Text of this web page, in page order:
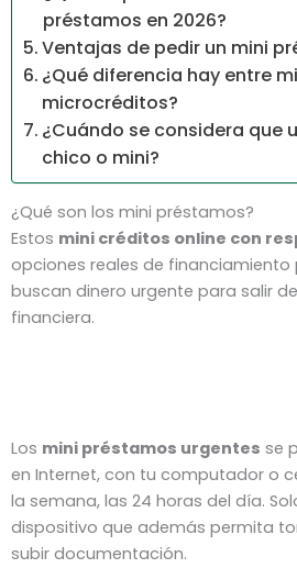
préstamos en 2026?
Ventajas de pedir un mini
¿Qué diferencia hay entre
microcréditos?
¿Cuándo se considera que
chico o mini?
¿Qué son los mini préstamos?
Estos mini créditos online con
opciones reales de financiamiento
buscan dinero urgente para salir
financiera.
Los mini préstamos urgentes se
en Internet, con tu computador o
la semana, las 24 horas del día.
dispositivo que además permita
subir documentación.